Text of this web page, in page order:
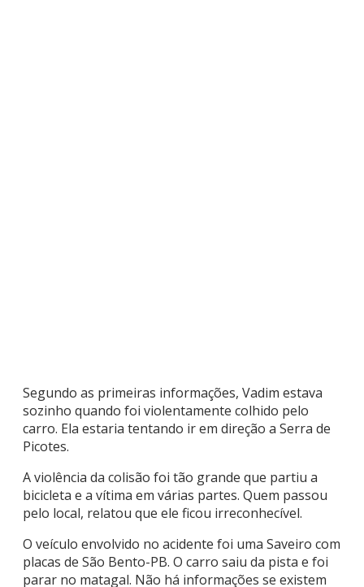
Segundo as primeiras informações, Vadim estava
sozinho quando foi violentamente colhido pelo
carro. Ela estaria tentando ir em direção a Serra de
Picotes.
A violência da colisão foi tão grande que partiu a
bicicleta e a vítima em várias partes. Quem passou
pelo local, relatou que ele ficou irreconhecível.
O veículo envolvido no acidente foi uma Saveiro com
placas de São Bento-PB. O carro saiu da pista e foi
parar no matagal. Não há informações se existem